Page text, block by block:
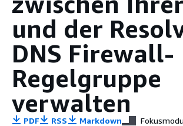
und der
DNS Firewall-
Regelgruppe
verwalten
PDF RSS Markdown